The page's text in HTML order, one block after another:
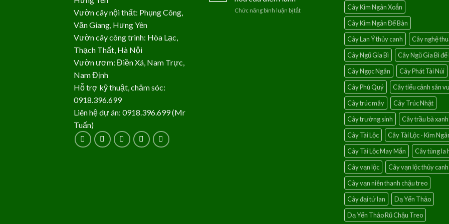
Vườn cây nội thất: Phụng Công,
Văn Giang, Hưng Yên
Vườn cây công trình: Hòa Lạc,
Thạch Thất, Hà Nội
Vườn ươm: Điền Xá, Nam Trực,
Nam Định
Hỗ trợ kỹ thuật, chăm sóc:
0918.396.699
Liên hệ dự án: 0918.396.699 (Mr
Tuấn)
Chức năng bình luận bị tắt
Cây Kim Ngân Xoắn
Cây Kim Ngân Để Bàn
Cây Lan Ý thủy canh
Cây nghệ
Cây Ngũ Gia Bì
Cây Ngũ Gia Bì để
Cây Ngọc Ngân
Cây Phát Tài Núi
Cây Phú Quý
Cây tiểu cảnh sân
Cây trúc mây
Cây Trúc Nhật
Cây trường sinh
Cây trầu bà xanh
Cây Tài Lộc
Cây Tài Lộc - Kim
Cây Tài Lộc May Mắn
Cây tùng la
Cây vạn lộc
Cây vạn lộc thủy canh
Cây vạn niên thanh chậu treo
Cây đại tứ lan
Dạ Yến Thảo
Dạ Yến Thảo Rũ Chậu Treo